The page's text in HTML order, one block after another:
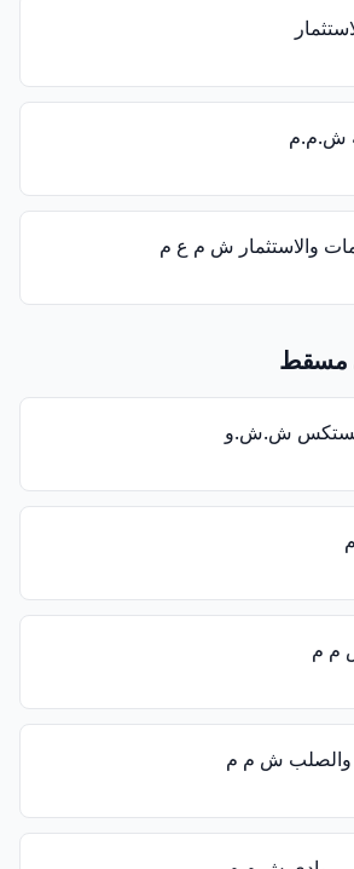
ش.م.م
والاستثمار ش م ع م
مسقط
ش.ش.و
م م
والصلب ش م م